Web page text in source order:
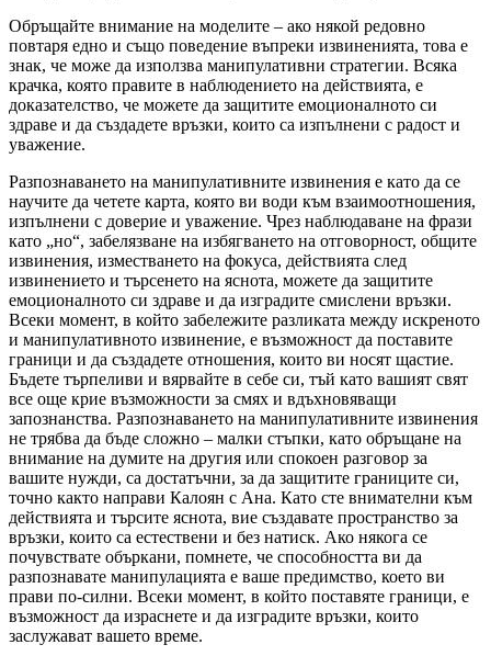
Обръщайте внимание на моделите – ако някой редовно
повтаря едно и също поведение въпреки извиненията, това е
знак, че може да използва манипулативни стратегии. Всяка
крачка, която правите в наблюдението на действията, е
доказателство, че можете да защитите емоционалното си
здраве и да създадете връзки, които са изпълнени с радост и
уважение.
Разпознаването на манипулативните извинения е като да се
научите да четете карта, която ви води към взаимоотношения,
изпълнени с доверие и уважение. Чрез наблюдаване на фрази
като „но“, забелязване на избягването на отговорност, общите
извинения, изместването на фокуса, действията след
извинението и търсенето на яснота, можете да защитите
емоционалното си здраве и да изградите смислени връзки.
Всеки момент, в който забележите разликата между искреното
и манипулативното извинение, е възможност да поставите
граници и да създадете отношения, които ви носят щастие.
Бъдете търпеливи и вярвайте в себе си, тъй като вашият свят
все още крие възможности за смях и вдъхновяващи
запознанства. Разпознаването на манипулативните извинения
не трябва да бъде сложно – малки стъпки, като обръщане на
внимание на думите на другия или спокоен разговор за
вашите нужди, са достатъчни, за да защитите границите си,
точно както направи Калоян с Ана. Като сте внимателни към
действията и търсите яснота, вие създавате пространство за
връзки, които са естествени и без натиск. Ако някога се
почувствате объркани, помнете, че способността ви да
разпознавате манипулацията е ваше предимство, което ви
прави по-силни. Всеки момент, в който поставяте граници, е
възможност да израснете и да изградите връзки, които
заслужават вашето време.